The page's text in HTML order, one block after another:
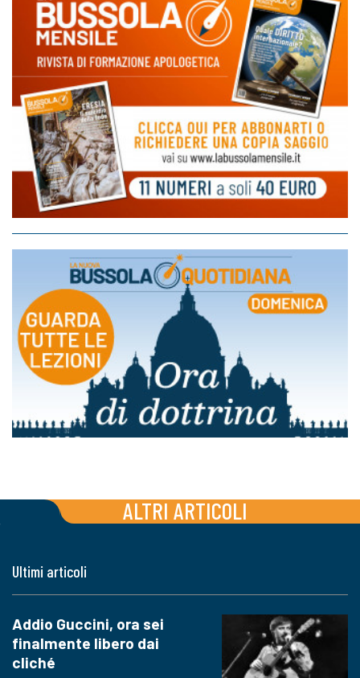
ALTRI ARTICOLI
Ultimi articoli
Addio Guccini, ora sei
finalmente libero dai
cliché